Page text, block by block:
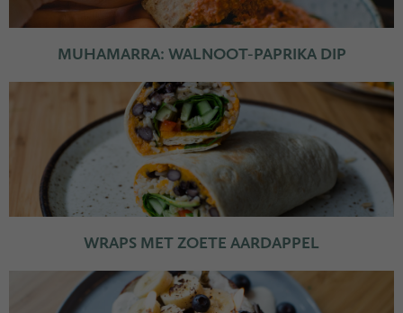
MUHAMARRA: WALNOOT-PAPRIKA DIP
WRAPS MET ZOETE AARDAPPEL